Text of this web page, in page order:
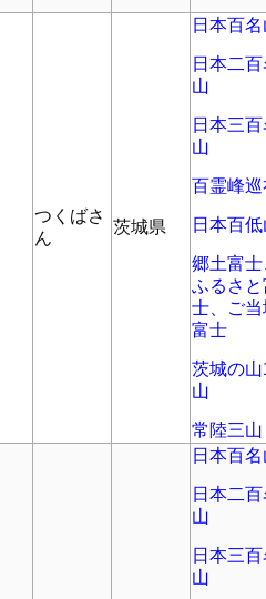
つくばさ
ん
茨城県
日本百
日本二
山
日本三
山
百霊峰巡
日本百
郷土富士
ふるさと
士、ご当
富士
茨城の
山
常陸三山
日本百
日本二
山
日本三
山